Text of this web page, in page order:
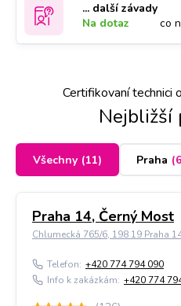
... další závady
Na dotaz
co
Certifikovaní technici
Nejbližší
Všechny (11) Praha (6
Praha 14, Černý Most
Chlumecká 765/6, 198 19 Praha
Telefon: +420 774 794 090
Info k zakázkám: +420 774